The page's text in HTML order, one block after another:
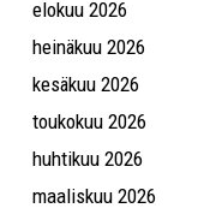
elokuu 2026
heinäkuu 2026
kesäkuu 2026
toukokuu 2026
huhtikuu 2026
maaliskuu 2026